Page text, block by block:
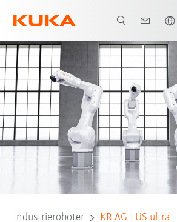
Vorteile Robotermodelle
Industrieroboter KR AGILUS ultra